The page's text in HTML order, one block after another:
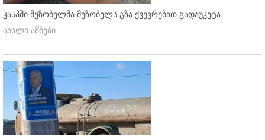
კასპში მეზობელმა მეზობელს გზა ქვევრებით გადაუკეტა
ახალი ამბები